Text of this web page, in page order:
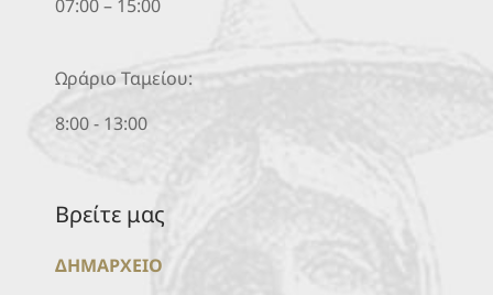
07:00 – 15:00
Ωράριο Ταμείου:
8:00 - 13:00
Βρείτε μας
ΔΗΜΑΡΧΕΙΟ